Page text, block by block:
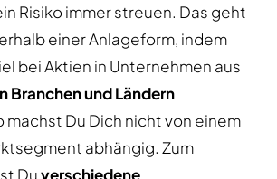
Risiko immer streuen. Das geht
einer Anlageform, indem
bei Aktien in Unternehmen aus
Branchen und Ländern
machst Du Dich nicht von einem
abhängig. Zum
Duverschiedene